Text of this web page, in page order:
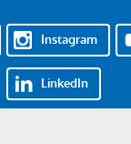
Instagram
LinkedIn